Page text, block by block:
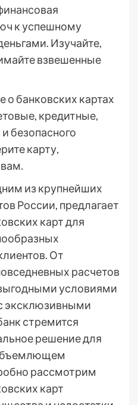
к успешному
Изучайте,
взвешенные
о банковских картах
кредитные,
безопасного
карту,
из крупнейших
России, предлагает
карт для
От
расчетов
условиями
эксклюзивными
стремится
решение для
рассмотрим
карт